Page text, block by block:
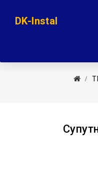
DK-Instal